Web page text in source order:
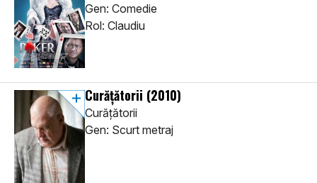
Gen: Comedie
Rol: Claudiu
Curățătorii (2010)
Curățătorii
Gen: Scurt metraj